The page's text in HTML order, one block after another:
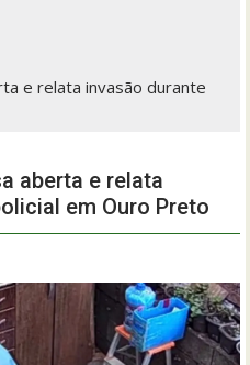
e relata invasão durante
aberta e relata
em Ouro Preto